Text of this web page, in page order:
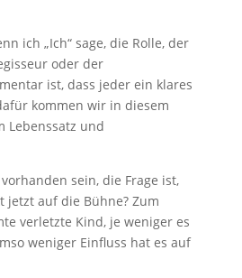
ich „Ich“ sage, die Rolle, der
oder der
ist, dass jeder ein klares
kommen wir in diesem
Lebenssatz und
sein, die Frage ist,
jetzt auf die Bühne? Zum
verletzte Kind, je weniger es
weniger Einfluss hat es auf